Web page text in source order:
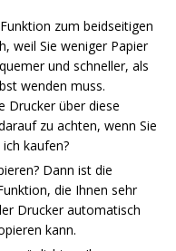
zum beidseitigen
weil Sie weniger Papier
und schneller, als
wenden muss.
Drucker über diese
zu achten, wenn Sie
kaufen?
Dann ist die
die Ihnen sehr
Drucker automatisch
kann.